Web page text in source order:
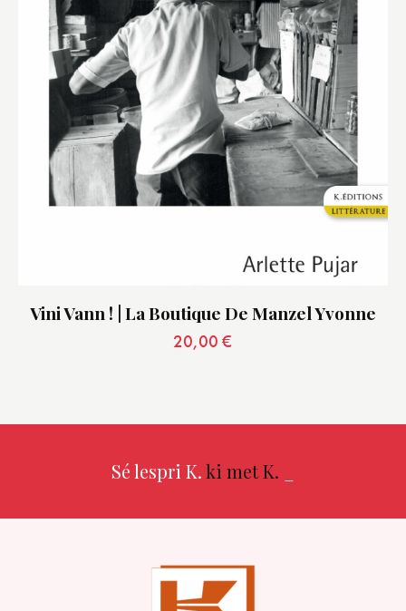
Vini Vann ! | La Boutique De Manzel Yvonne
20,00 €
Sé lespri K.ki met K.